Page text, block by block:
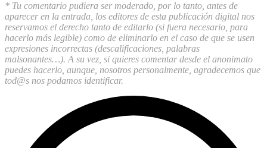
* Tu comentario pudiera ser moderado, por lo tanto, antes de
aparecer en la entrada, los editores de esta publicación digital nos
reservamos el derecho tanto de editarlo (si fuera necesario, para
hacerlo más legible) como de eliminarlo en el caso de que se usen
expresiones incorrectas (descalificaciones, palabras
malsonantes…). A su vez, si quieres comentar desde el anonimato
puedes hacerlo, aunque, nosotros personalmente, agradecemos que
tod@s nos podamos identificar.